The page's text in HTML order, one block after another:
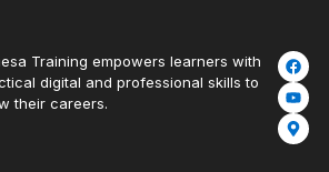
Training empowers learners with
digital and professional skills to
their careers.